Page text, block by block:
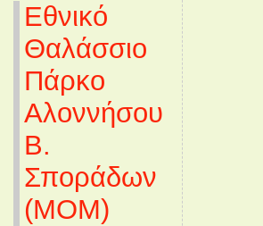
Εθνικό
Θαλάσσιο
Πάρκο
Αλοννήσου
Β.
Σποράδων
(MOM)